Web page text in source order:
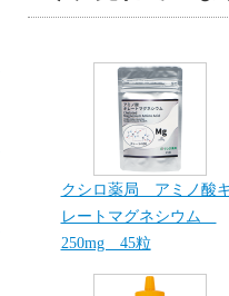
クシロ薬局 アミノ酸
レートマグネシウム
250mg 45粒